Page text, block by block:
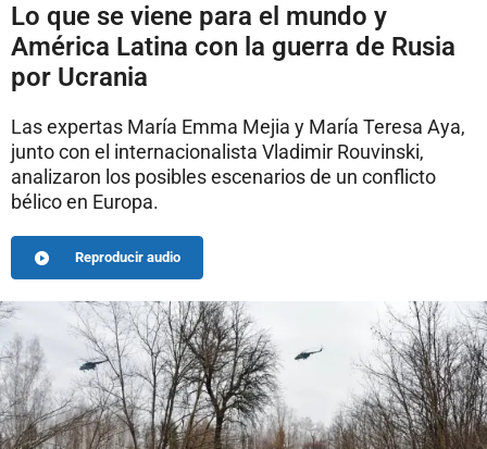
Lo que se viene para el mundo y
América Latina con la guerra de Rusia
por Ucrania
Las expertas María Emma Mejia y María Teresa Aya,
junto con el internacionalista Vladimir Rouvinski,
analizaron los posibles escenarios de un conflicto
bélico en Europa.
Reproducir audio